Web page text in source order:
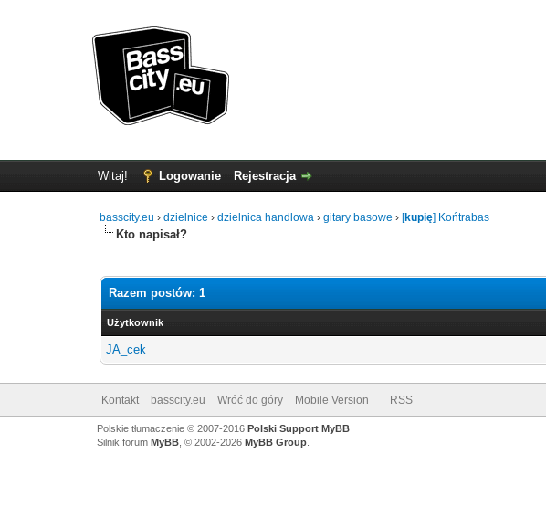
Witaj! Logowanie Rejestracja
basscity.eu ›dzielnice ›dzielnica handlowa ›gitary basowe › [kupię] Końtrabas
Kto napisał?
Razem postów: 1
Użytkownik
JA_cek
Kontakt basscity.eu Wróć do góry Mobile Version RSS
Polskie tłumaczenie © 2007-2016 Polski Support MyBB
Silnik forum MyBB, © 2002-2026 MyBB Group.